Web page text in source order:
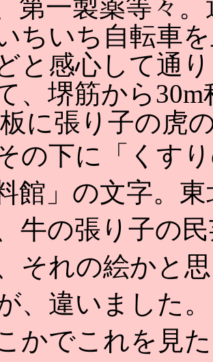
第一製薬等々
ちいち自転車
と感心して通
、堺筋から30m
に張り子の虎
の下に「くす
館」の文字。東
牛の張り子の
それの絵かと
、違いました
かでこれを見